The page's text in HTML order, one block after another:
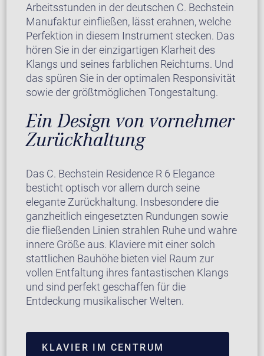
Arbeitsstunden in der deutschen C. Bechstein
Manufaktur einfließen, lässt erahnen, welche
Perfektion in diesem Instrument stecken. Das
hören Sie in der einzigartigen Klarheit des
Klangs und seines farblichen Reichtums. Und
das spüren Sie in der optimalen Responsivität
sowie der größtmöglichen Tongestaltung.
Ein Design von vornehmer
Zurückhaltung
Das C. Bechstein Residence R 6 Elegance
besticht optisch vor allem durch seine
elegante Zurückhaltung. Insbesondere die
ganzheitlich eingesetzten Rundungen sowie
die fließenden Linien strahlen Ruhe und wahre
innere Größe aus. Klaviere mit einer solch
stattlichen Bauhöhe bieten viel Raum zur
vollen Entfaltung ihres fantastischen Klangs
und sind perfekt geschaffen für die
Entdeckung musikalischer Welten.
KLAVIER IM CENTRUM